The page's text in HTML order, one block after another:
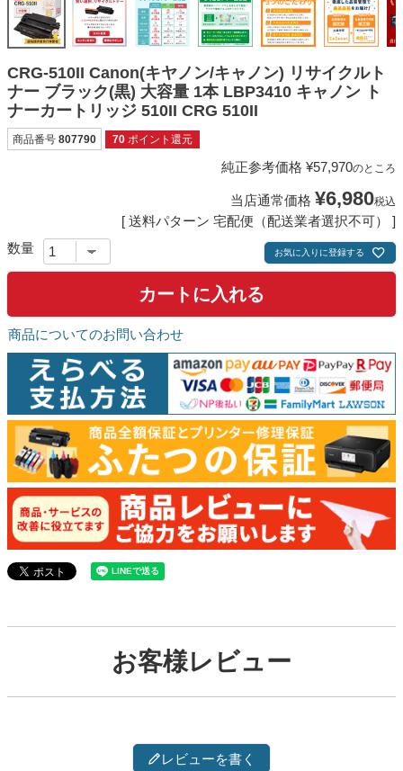
ご利用ガイド
お問い合わせ
会員専用商品
CRG-510II Canon(キヤノン/キャノン) リサイクルト
ナー ブラック(黒) 大容量 1本 LBP3410 キャノン ト
ナーカートリッジ 510II CRG 510II
商品番号 807790 70 ポイント還元
純正参考価格 ¥57,970のところ
当店通常価格 ¥6,980税込
送料パターン 宅配便（配送業者選択不可）
お気に入りに登録する
カートに入れる
商品についてのお問い合わせ
お客様レビュー
レビューを書く